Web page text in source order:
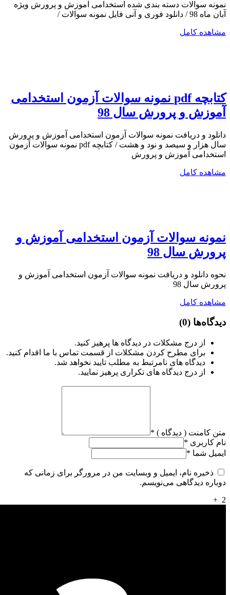
نمونه سوالات دسته بندی شده استخدامی آموزش و پرورش ویژه
آبان ماه 98 / دانلود فوری و آنی فایل نمونه سوالات /
مشاهده کامل
کتابچه pdf نمونه سوالات آزمون استخدامی
آموزش و پرورش سال 98
دانلود و دریافت نمونه سوالات آزمون استخدامی آموزش و پرورش
سال هزار و سیصد و نود و هشت / کتابچه pdf نمونه سوالات آزمون
استخدامی آموزش و پرورش
مشاهده کامل
نمونه سوالات آزمون استخدامی آموزش و
پرورش سال 98
نحوه دانلود و دریافت نمونه سوالات آزمون استخدامی آموزش و
پرورش سال 98
مشاهده کامل
دیدگاه‌ها (0)
از درج مشکلات در دیدگاه ها پرهیز کنید.
برای مطرح کردن مشکلات از قسمت تماس با ما اقدام کنید.
دیدگاه های نامرتبط به مطلب تایید نخواهد شد.
از درج دیدگاه های تکراری پرهیز نمایید.
متن کامنت ( دیدگاه ) *
نام کاربری *
ایمیل شما *
ذخیره نام، ایمیل و وبسایت من در مرورگر برای زمانی که
دوباره دیدگاهی می‌نویسم.
2
+